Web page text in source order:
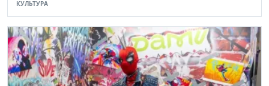
КУЛЬТУРА